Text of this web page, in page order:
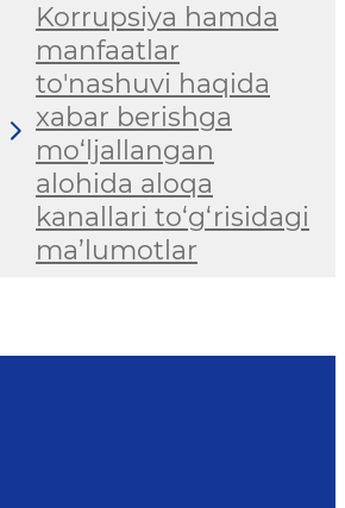
Korrupsiya hamda
manfaatlar
to'nashuvi haqida
xabar berishga
mo‘ljallangan
alohida aloqa
kanallari to‘g‘risidagi
ma’lumotlar